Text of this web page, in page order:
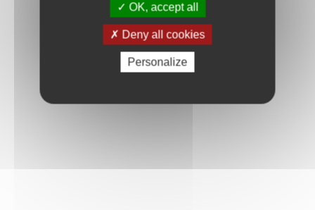
OK, accept all
Deny all cookies
Personalize